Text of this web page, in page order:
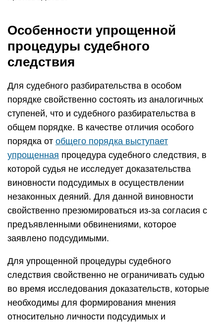
Особенности упрощенной
процедуры судебного
следствия
Для судебного разбирательства в особом
порядке свойственно состоять из аналогичных
ступеней, что и судебного разбирательства в
общем порядке. В качестве отличия особого
порядка от общего порядка выступает
упрощенная процедура судебного следствия, в
которой судья не исследует доказательства
виновности подсудимых в осуществлении
незаконных деяний. Для данной виновности
свойственно презюмироваться из-за согласия с
предъявленными обвинениями, которое
заявлено подсудимыми.
Для упрощенной процедуры судебного
следствия свойственно не ограничивать судью
во время исследования доказательств, которые
необходимы для формирования мнения
относительно личности подсудимых и